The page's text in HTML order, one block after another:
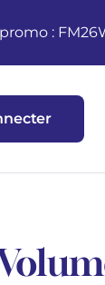
: